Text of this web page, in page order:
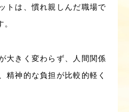
トは、慣れ親しんだ職場で
大きく変わらず、人間関係
精神的な負担が比較的軽く